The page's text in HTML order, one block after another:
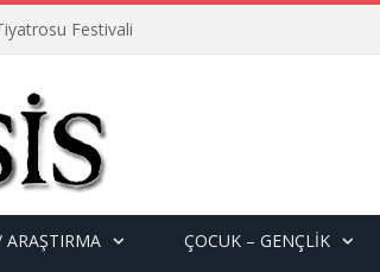
Festivali
ARAŞTIRMA ÇOCUK – GENÇLIK